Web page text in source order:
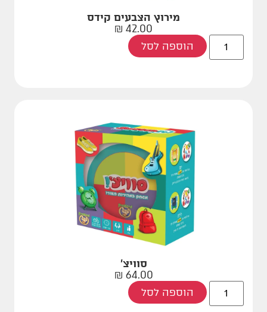
מירוץ הצבעים קידס
42.00
₪
הוספה לסל
סוויצ'
64.00
₪
הוספה לסל